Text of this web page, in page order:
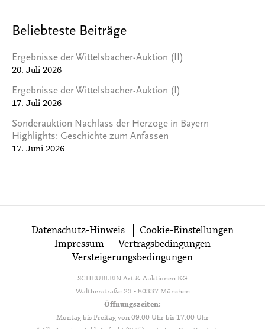
Beliebteste Beiträge
Ergebnisse der Wittelsbacher-Auktion (II)
20. Juli 2026
Ergebnisse der Wittelsbacher-Auktion (I)
17. Juli 2026
Sonderauktion Nachlass der Herzöge in Bayern –
Highlights: Geschichte zum Anfassen
17. Juni 2026
Datenschutz-Hinweis
Cookie-Einstellungen
Impressum
Vertragsbedingungen
Versteigerungsbedingungen
SCHEUBLEIN Art & Auktionen KG
Waltherstraße 23 - 80337 München
Öffnungszeiten:
Montag bis Freitag von 09:00 Uhr bis 17:00 Uhr